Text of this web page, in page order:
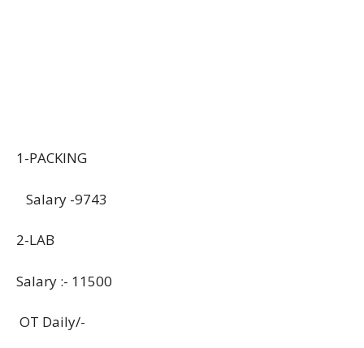
1-PACKING
Salary -9743
2-LAB
Salary :- 11500
OT Daily/-